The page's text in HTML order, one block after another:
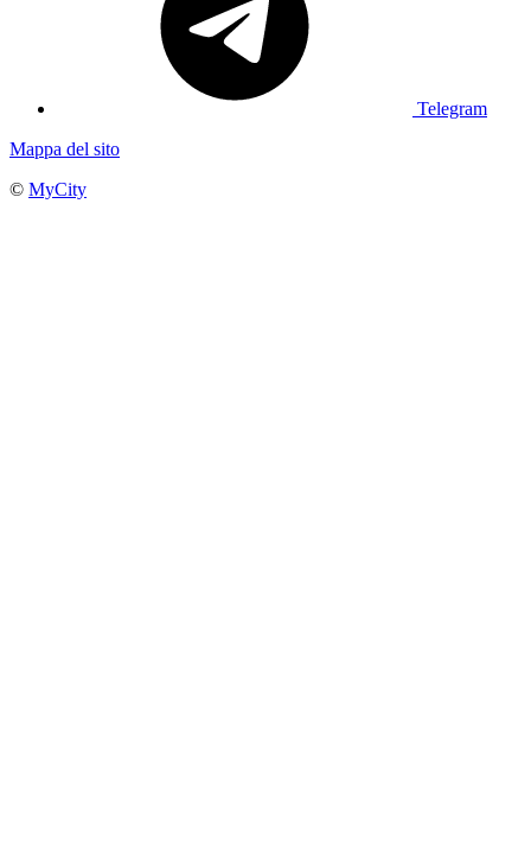
Telegram
Mappa del sito
© MyCity